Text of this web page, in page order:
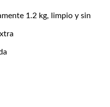
1.2 kg, limpio y sin